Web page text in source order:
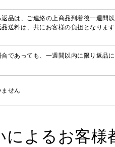
品は、ご連絡の上商品到着後一週間
送料は、共にお客様の負担となりま
であっても、一週間以内に限り返品
せん
によるお客